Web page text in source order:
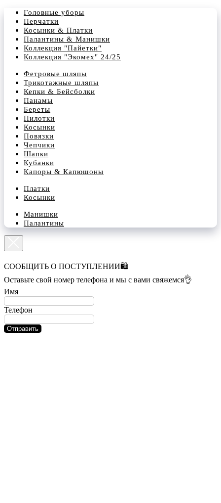
Головные уборы
Перчатки
Косынки & Платки
Палантины & Манишки
Коллекция "Пайетки"
Коллекция "Экомех" 24/25
Фетровые шляпы
Трикотажные шляпы
Кепки & Бейсболки
Панамы
Береты
Пилотки
Косынки
Повязки
Чепчики
Шапки
Кубанки
Капоры & Капюшоны
Платки
Косынки
Манишки
Палантины
СООБЩИТЬ О ПОСТУПЛЕНИИ🛍️
Оставьте свой номер телефона и мы с вами свяжемся👌
Имя
Телефон
Отправить